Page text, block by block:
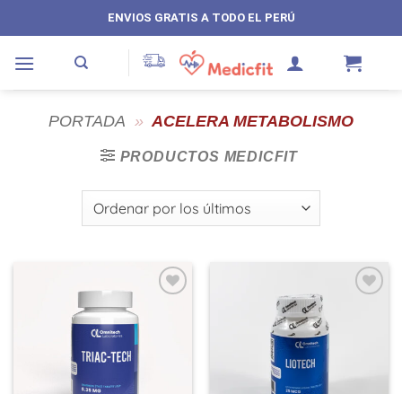
al
contenido
ENVIOS GRATIS A TODO EL PERÚ
PORTADA » ACELERA METABOLISMO
PRODUCTOS MEDICFIT